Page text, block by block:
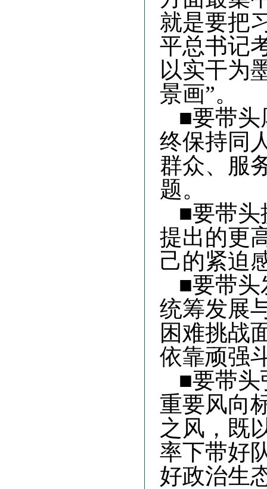
就是要把
平总书记
以实干为
景画”。
■要带头
终保持同
群众、服
题。
■要带头
提出的更
己的紧迫
■要带头
统筹发展
困难挑战
依靠顽强
■要带头
重要风向
之风，既
率下带好
好政治生